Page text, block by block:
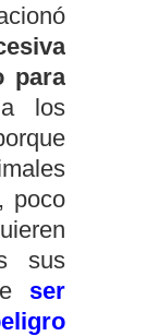
para
los
poco
sus
ser